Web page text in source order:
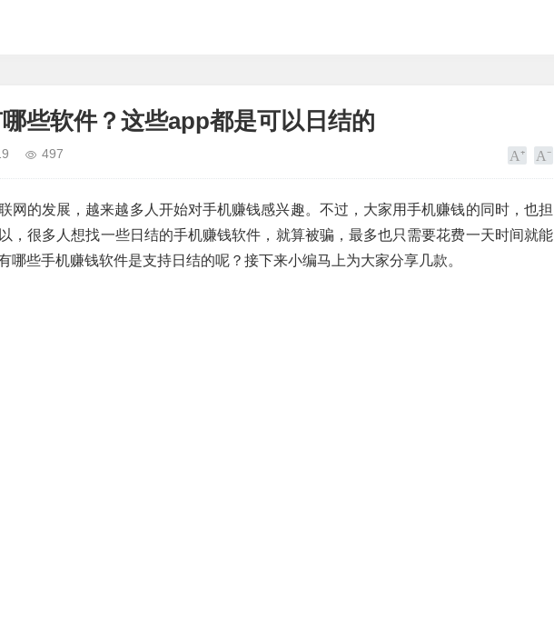
些软件？这些app都是可以日结的
497
网的发展，越来越多人开始对手机赚钱感兴趣。不过，大家用手机赚钱的同时，也担
，很多人想找一些日结的手机赚钱软件，就算被骗，最多也只需要花费一天时间就能
哪些手机赚钱软件是支持日结的呢？接下来小编马上为大家分享几款。